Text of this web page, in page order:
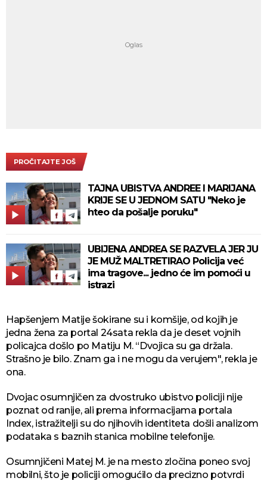
PROČITAJTE JOŠ
TAJNA UBISTVA ANDREE I MARIJANA
KRIJE SE U JEDNOM SATU "Neko je
hteo da pošalje poruku"
UBIJENA ANDREA SE RAZVELA JER JU
JE MUŽ MALTRETIRAO Policija već
ima tragove... jedno će im pomoći u
istrazi
Hapšenjem Matije šokirane su i komšije, od kojih je
jedna žena za portal 24sata rekla da je deset vojnih
policajca došlo po Matiju M. “Dvojica su ga držala.
Strašno je bilo. Znam ga i ne mogu da verujem", rekla je
ona.
Dvojac osumnjičen za dvostruko ubistvo policiji nije
poznat od ranije, ali prema informacijama portala
Index, istražitelji su do njihovih identiteta došli analizom
podataka s baznih stanica mobilne telefonije.
Osumnjičeni Matej M. je na mesto zločina poneo svoj
mobilni, što je policiji omogućilo da precizno potvrdi